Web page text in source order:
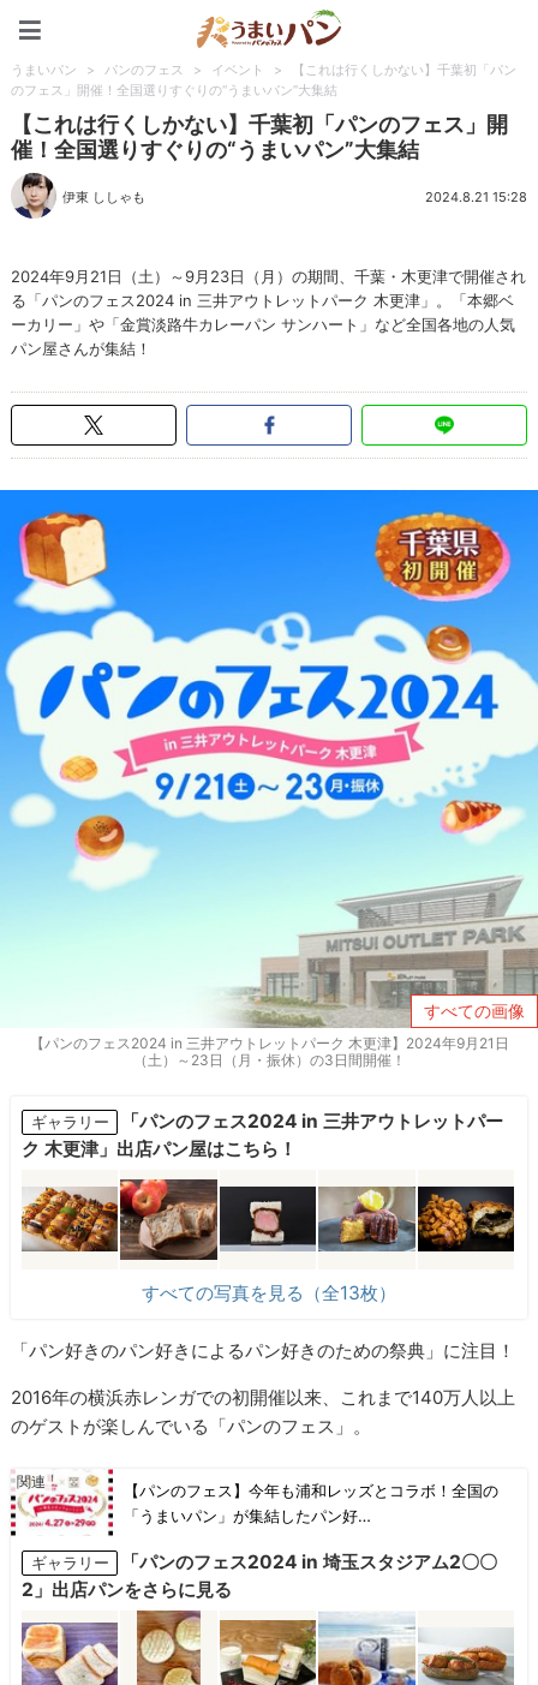
うまいパン > パンのフェス > イベント >
【これは行くしかない】千葉初「パン
のフェス」開催！全国選りすぐりの“うまいパン”大集結
【これは行くしかない】千葉初「パンのフェス」開
催！全国選りすぐりの“うまいパン”大集結
伊東 ししゃも 2024.8.21 15:28
2024年9月21日（土）～9月23日（月）の期間、千葉・木更津で開催され
る「パンのフェス2024 in 三井アウトレットパーク 木更津」。「本郷ベ
ーカリー」や「金賞淡路牛カレーパン サンハート」など全国各地の人気
パン屋さんが集結！
すべての画像
【パンのフェス2024 in 三井アウトレットパーク 木更津】2024年9月21日
（土）～23日（月・振休）の3日間開催！
ギャラリー
「パンのフェス2024 in 三井アウトレットパー
ク 木更津」出店パン屋はこちら！
すべての写真を見る（全13枚）
「パン好きのパン好きによるパン好きのための祭典」に注目！
2016年の横浜赤レンガでの初開催以来、これまで140万人以上
のゲストが楽しんでいる「パンのフェス」。
【パンのフェス】今年も浦和レッズとコラボ！全国の
「うまいパン」が集結したパン好…
ギャラリー
「パンのフェス2024 in 埼⽟スタジアム2〇〇
2」出店パンをさらに見る